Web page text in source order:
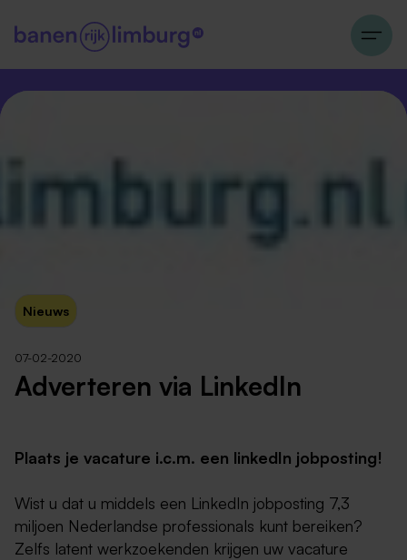
Nieuws
07-02-2020
Adverteren via LinkedIn
Plaats je vacature i.c.m. een linkedIn jobposting!
Wist u dat u middels een LinkedIn jobposting 7,3
miljoen Nederlandse professionals kunt bereiken?
Zelfs latent werkzoekenden krijgen uw vacature